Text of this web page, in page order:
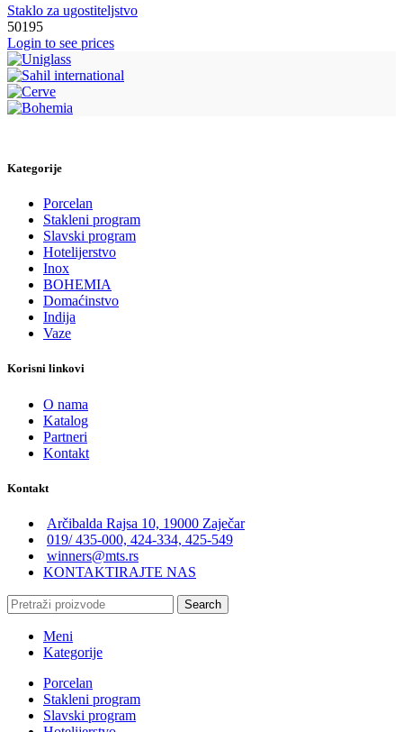
Staklo za ugostiteljstvo
50195
Login to see prices
Kategorije
Porcelan
Stakleni program
Slavski program
Hotelijerstvo
Inox
BOHEMIA
Domaćinstvo
Indija
Vaze
Korisni linkovi
O nama
Katalog
Partneri
Kontakt
Kontakt
Arčibalda Rajsa 10, 19000 Zaječar
019/ 435-000, 424-334, 425-549
winners@mts.rs
KONTAKTIRAJTE NAS
Search
Meni
Kategorije
Porcelan
Stakleni program
Slavski program